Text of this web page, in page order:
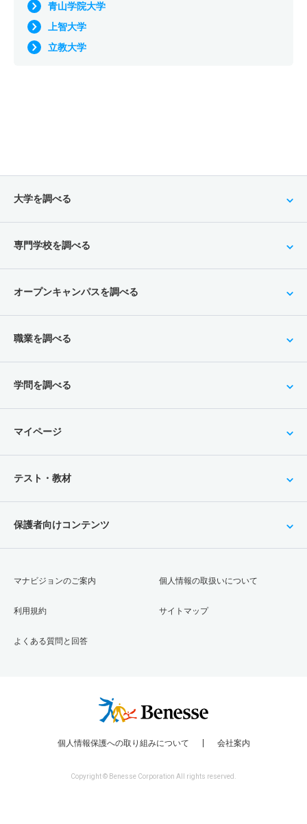
青山学院大学
上智大学
立教大学
大学を調べる
専門学校を調べる
オープンキャンパスを調べる
職業を調べる
学問を調べる
マイページ
テスト・教材
保護者向けコンテンツ
マナビジョンのご案内
利用規約
よくある質問と回答
個人情報の取扱いについて
サイトマップ
個人情報保護への取り組みについて 会社案内
Copyright © Benesse Corporation All rights reserved.